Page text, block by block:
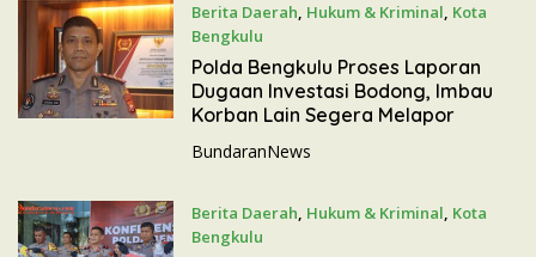
Berita Daerah, Hukum & Kriminal, Kota
Bengkulu
10 Juni 2026
Polda Bengkulu Proses Laporan
Dugaan Investasi Bodong, Imbau
Korban Lain Segera Melapor
BundaranNews
Berita Daerah, Hukum & Kriminal, Kota
Bengkulu